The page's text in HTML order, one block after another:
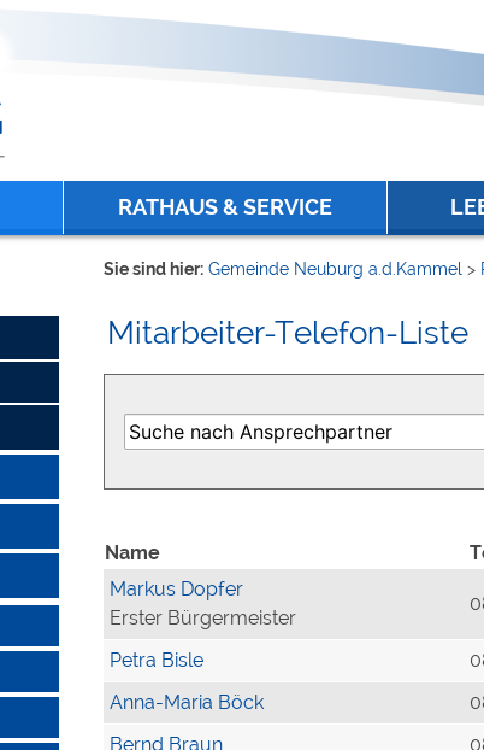
zur Startseitespringen.
RATHAUS & SERVICE
Sie sind hier: Gemeinde Neuburg a.d.Kammel >
Mitarbeiter-Telefon-Liste
Name
Markus Dopfer
Erster Bürgermeister
Petra Bisle
Anna-Maria Böck
Bernd Braun